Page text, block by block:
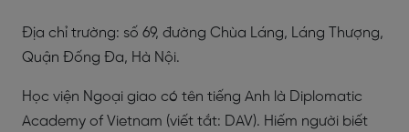
Địa chỉ trường: số 69, đường Chùa Láng, Láng Thượng,
Quận Đống Đa, Hà Nội.
Học viện Ngoại giao có tên tiếng Anh là Diplomatic
Academy of Vietnam (viết tắt: DAV). Hiếm người biết